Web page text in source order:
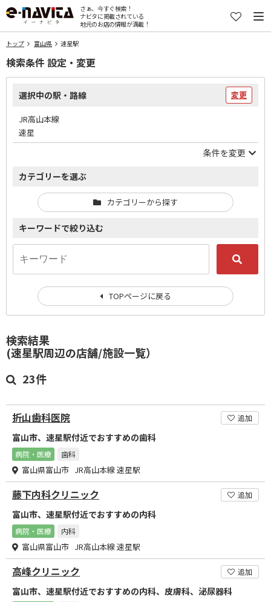
さぁ、今すぐ検索！
ナビタに掲載されている
地元のお店の情報が満載！
トップ 富山県 速星駅
検索結果
(速星駅周辺の店舗/施設一覧）
23件
折山歯科医院 追加
富山市、速星駅付近でおすすめの歯科
病院・医療 歯科
富山県富山市 JR高山本線 速星駅
藤下内科クリニック 追加
富山市、速星駅付近でおすすめの内科
病院・医療 内科
富山県富山市 JR高山本線 速星駅
高峰クリニック 追加
富山市、速星駅付近でおすすめの内科、皮膚科、泌尿器科
検索条件 設定・変更
選択中の駅・路線 変更
JR高山本線
速星
条件を変更
カテゴリーを選ぶ
カテゴリーから探す
キーワードで絞り込む
TOPページに戻る